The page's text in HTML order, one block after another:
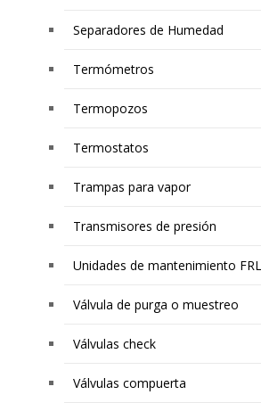
Separadores de Humedad
Termómetros
Termopozos
Termostatos
Trampas para vapor
Transmisores de presión
Unidades de mantenimiento FRL
Válvula de purga o muestreo
Válvulas check
Válvulas compuerta